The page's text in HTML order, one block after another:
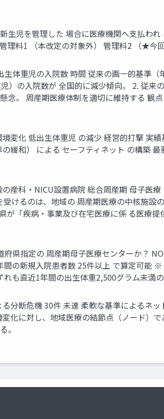
児を管理した 場合に医療機関へ支払わ
料1 （本改定の対象外） 管理料2 （★今
体重児の入院数 時間 従来の画一的基準
）の入院数が 全国的に減少傾向。 2. 従
念。 周産期医療体制を適切に維持する 観
変化 低出生体重児 の減少 経営的打撃 実
緩和） による セーフティネット の構築
産科・NICU設置病院 総合周産期 母子医
けるのは、地域の 周産期医療の中核施設
「疾病・事業及び在宅医療に係 る医療
県指定の 周産期母子医療センターか？
の新規入院患者数 25件以上 で算定可能
も直近1年間の出生体重2,500グラム未満の
分断危機 30件 未達 柔軟な基準によるネ
化に対し、地域医療の結節点（ノード）
。